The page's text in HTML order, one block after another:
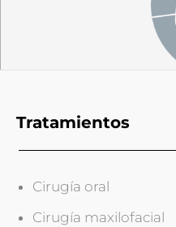
Tratamientos
Cirugía oral
Cirugía maxilofacial